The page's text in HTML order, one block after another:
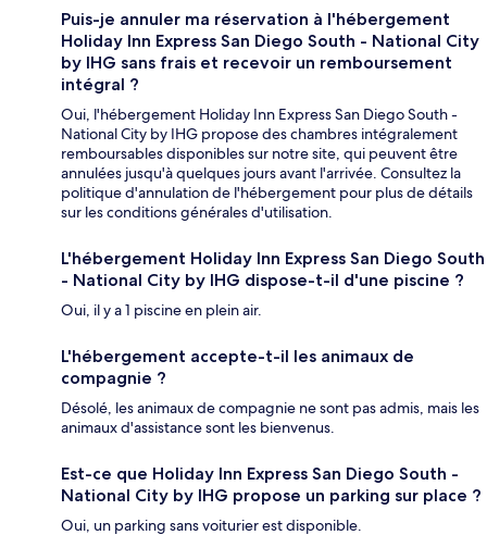
Puis-je annuler ma réservation à l'hébergement
Holiday Inn Express San Diego South - National City
by IHG sans frais et recevoir un remboursement
intégral ?
Oui, l'hébergement Holiday Inn Express San Diego South -
National City by IHG propose des chambres intégralement
remboursables disponibles sur notre site, qui peuvent être
annulées jusqu'à quelques jours avant l'arrivée. Consultez la
politique d'annulation de l'hébergement pour plus de détails
sur les conditions générales d'utilisation.
L'hébergement Holiday Inn Express San Diego South
- National City by IHG dispose-t-il d'une piscine ?
Oui, il y a 1 piscine en plein air.
L'hébergement accepte-t-il les animaux de
compagnie ?
Désolé, les animaux de compagnie ne sont pas admis, mais les
animaux d'assistance sont les bienvenus.
Est-ce que Holiday Inn Express San Diego South -
National City by IHG propose un parking sur place ?
Oui, un parking sans voiturier est disponible.